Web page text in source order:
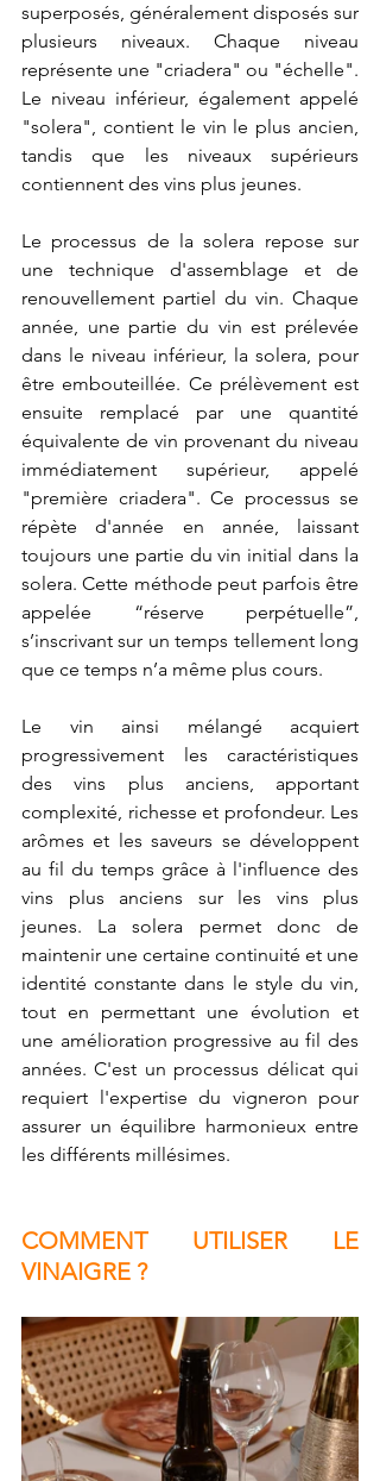
superposés, généralement disposés sur
plusieurs niveaux. Chaque niveau
représente une "criadera" ou "échelle".
Le niveau inférieur, également appelé
"solera", contient le vin le plus ancien,
tandis que les niveaux supérieurs
contiennent des vins plus jeunes.
Le processus de la solera repose sur
une technique d'assemblage et de
renouvellement partiel du vin. Chaque
année, une partie du vin est prélevée
dans le niveau inférieur, la solera, pour
être embouteillée. Ce prélèvement est
ensuite remplacé par une quantité
équivalente de vin provenant du niveau
immédiatement supérieur, appelé
"première criadera". Ce processus se
répète d'année en année, laissant
toujours une partie du vin initial dans la
solera. Cette méthode peut parfois être
appelée “réserve perpétuelle”,
s’inscrivant sur un temps tellement long
que ce temps n’a même plus cours.
Le vin ainsi mélangé acquiert
progressivement les caractéristiques
des vins plus anciens, apportant
complexité, richesse et profondeur. Les
arômes et les saveurs se développent
au fil du temps grâce à l'influence des
vins plus anciens sur les vins plus
jeunes. La solera permet donc de
maintenir une certaine continuité et une
identité constante dans le style du vin,
tout en permettant une évolution et
une amélioration progressive au fil des
années. C'est un processus délicat qui
requiert l'expertise du vigneron pour
assurer un équilibre harmonieux entre
les différents millésimes.
COMMENT UTILISER LE
VINAIGRE ?